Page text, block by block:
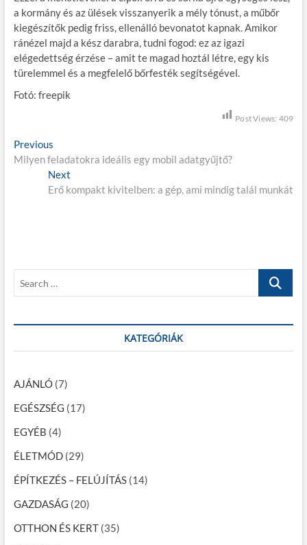
a kormány és az ülések visszanyerik a mély tónust, a műbőr
kiegészítők pedig friss, ellenálló bevonatot kapnak. Amikor
ránézel majd a kész darabra, tudni fogod: ez az igazi
elégedettség érzése – amit te magad hoztál létre, egy kis
türelemmel és a megfelelő bőrfesték segítségével.
Fotó: freepik
Post Views: 409
B
e
z
é
s
n
v
i
g
á
c
i
ó
Previous
r
e
v
s
:
Milyen feladatokra ideális egy mobil adatgyűjtő?
Next
e
:
Erő kompakt kivitelben: a gép, ami mindig talál munkát
r
h
KATEGÓRIÁK
AJÁNLÓ(7)
EGÉSZSÉG (17)
EGYÉB (4)
ÉLETMÓD(29)
ÉPÍTKEZÉS – FELÚJÍTÁS(14)
GAZDASÁG (20)
OTTHON ÉS KERT(35)